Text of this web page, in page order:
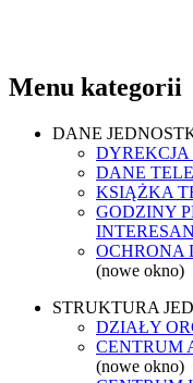
Menu kategorii
DANE
DYREKCJA
DANE
KSIĄŻKA
GODZINY
OCHRONA
(nowe okno)
STRUKTURA
DZIAŁY
CENTRUM
(nowe okno)